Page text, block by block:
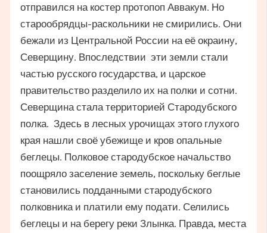
отправился на костер протопоп Аввакум. Но
старообрядцы-раскольники не смирились. Они
бежали из Центральной России на её окраину,
Северщину. Впоследствии эти земли стали
частью русского государства, и царское
правительство разделило их на полки и сотни.
Северщина стала территорией Стародубского
полка. Здесь в лесных урочищах этого глухого
края нашли своё убежище и кров опальные
беглецы. Полковое стародубское начальство
поощряло заселение земель, поскольку беглые
становились подданными стародубского
полковника и платили ему подати. Селились
беглецы и на берегу реки Злынка. Правда, места